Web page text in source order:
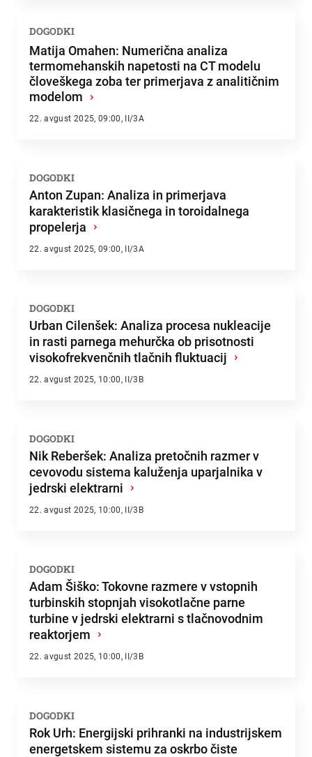
Najbolj brano
DOGODKI
Matija Omahen: Numerična analiza
termomehanskih napetosti na CT modelu
človeškega zoba ter primerjava z analitičnim
modelom ›
22. avgust 2025, 09:00, II/3A
DOGODKI
Anton Zupan: Analiza in primerjava
karakteristik klasičnega in toroidalnega
propelerja ›
22. avgust 2025, 09:00, II/3A
DOGODKI
Urban Cilenšek: Analiza procesa nukleacije
in rasti parnega mehurčka ob prisotnosti
visokofrekvenčnih tlačnih fluktuacij ›
22. avgust 2025, 10:00, II/3B
DOGODKI
Nik Reberšek: Analiza pretočnih razmer v
cevovodu sistema kaluženja uparjalnika v
jedrski elektrarni ›
22. avgust 2025, 10:00, II/3B
DOGODKI
Adam Šiško: Tokovne razmere v vstopnih
turbinskih stopnjah visokotlačne parne
turbine v jedrski elektrarni s tlačnovodnim
reaktorjem ›
22. avgust 2025, 10:00, II/3B
DOGODKI
Rok Urh: Energijski prihranki na industrijskem
energetskem sistemu za oskrbo čiste